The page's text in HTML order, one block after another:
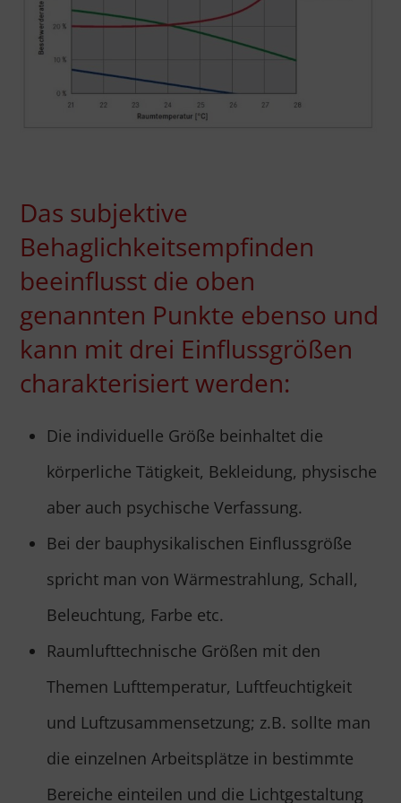
Das subjektive
Behaglichkeitsempfinden
beeinflusst die oben
genannten Punkte ebenso und
kann mit drei Einflussgrößen
charakterisiert werden:
Die individuelle Größe beinhaltet die
körperliche Tätigkeit, Bekleidung, physische
aber auch psychische Verfassung.
Bei der bauphysikalischen Einflussgröße
spricht man von Wärmestrahlung, Schall,
Beleuchtung, Farbe etc.
Raumlufttechnische Größen mit den
Themen Lufttemperatur, Luftfeuchtigkeit
und Luftzusammensetzung; z.B. sollte man
die einzelnen Arbeitsplätze in bestimmte
Bereiche einteilen und die Lichtgestaltung